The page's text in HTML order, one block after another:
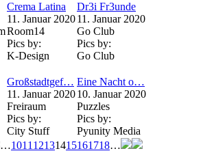
Crema Latina
11. Januar 2020
Room14
Pics by:
K-Design
Dr3i Fr3unde
11. Januar 2020
Go Club
Pics by:
Go Club
Großstadtgef…
11. Januar 2020
Freiraum
Pics by:
City Stuff
Eine Nacht o…
10. Januar 2020
Puzzles
Pics by:
Pyunity Media
…1011 12131415161718…